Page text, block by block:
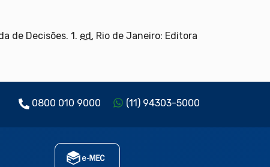
de Decisões. 1. ed. Rio de Janeiro: Editora
0800 010 9000 (11) 94303-5000